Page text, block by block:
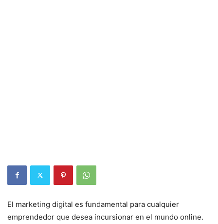
El marketing digital es fundamental para cualquier
emprendedor que desea incursionar en el mundo online.